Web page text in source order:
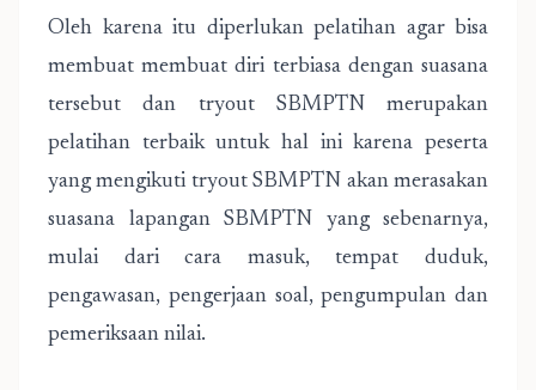
Oleh karena itu diperlukan pelatihan agar bisa
membuat membuat diri terbiasa dengan suasana
tersebut dan tryout SBMPTN merupakan
pelatihan terbaik untuk hal ini karena peserta
yang mengikuti tryout SBMPTN akan merasakan
suasana lapangan SBMPTN yang sebenarnya,
mulai dari cara masuk, tempat duduk,
pengawasan, pengerjaan soal, pengumpulan dan
pemeriksaan nilai.